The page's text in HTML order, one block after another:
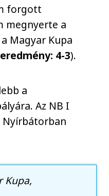
forgott
megnyerte a
Magyar Kupa
4-3).
a
Az NB I
Nyírbátorban
Kupa,